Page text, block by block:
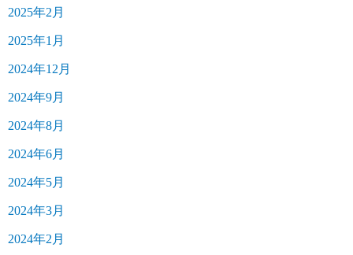
2025年2月
2025年1月
2024年12月
2024年9月
2024年8月
2024年6月
2024年5月
2024年3月
2024年2月